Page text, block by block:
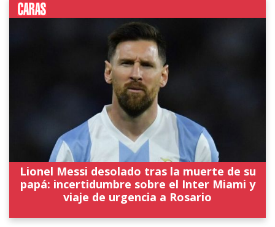
Lionel Messi desolado tras la muerte de su
papá: incertidumbre sobre el Inter Miami y
viaje de urgencia a Rosario